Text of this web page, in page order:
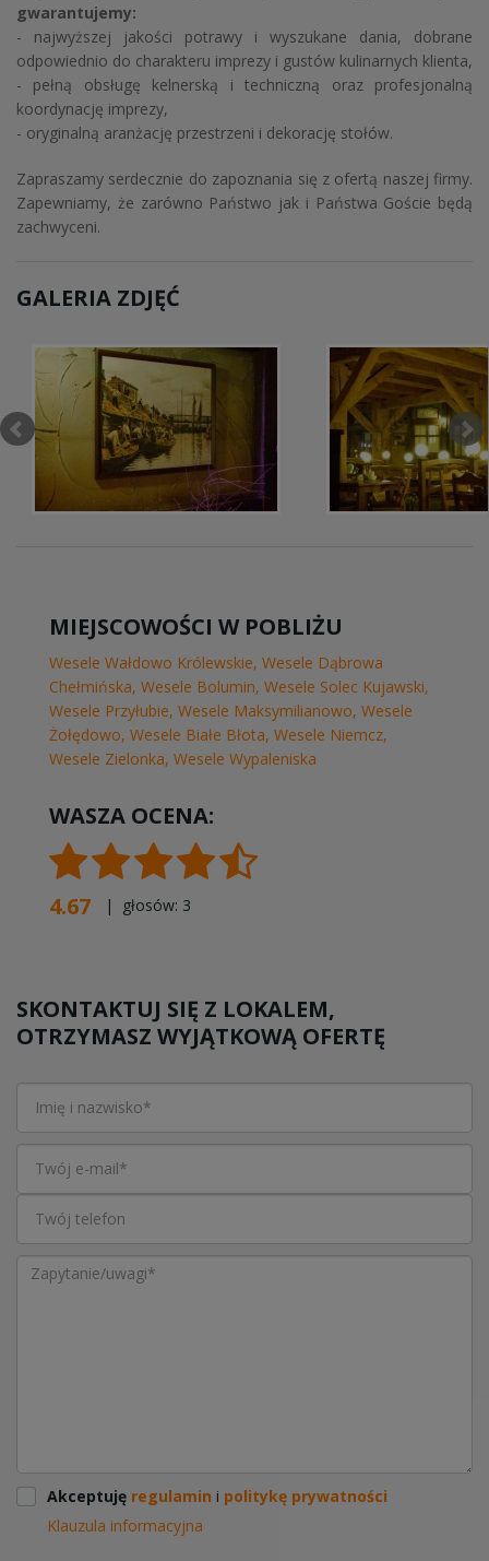
gwarantujemy:
- najwyższej jakości potrawy i wyszukane dania, dobrane
odpowiednio do charakteru imprezy i gustów kulinarnych klienta,
- pełną obsługę kelnerską i techniczną oraz profesjonalną
koordynację imprezy,
- oryginalną aranżację przestrzeni i dekorację stołów.
Zapraszamy serdecznie do zapoznania się z ofertą naszej firmy.
Zapewniamy, że zarówno Państwo jak i Państwa Goście będą
zachwyceni.
GALERIA ZDJĘĆ
MIEJSCOWOŚCI W POBLIŻU
Wesele Wałdowo Królewskie, Wesele Dąbrowa
Chełmińska, Wesele Bolumin, Wesele Solec Kujawski,
Wesele Przyłubie, Wesele Maksymilianowo, Wesele
Żołędowo, Wesele Białe Błota, Wesele Niemcz,
Wesele Zielonka, Wesele Wypaleniska
WASZA OCENA:
4.67 | głosów: 3
SKONTAKTUJ SIĘ Z LOKALEM,
OTRZYMASZ WYJĄTKOWĄ OFERTĘ
Akceptuję regulamin i politykę prywatności
Klauzula informacyjna